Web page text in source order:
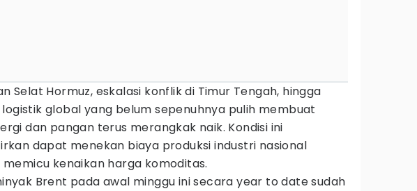
Selat Hormuz, eskalasi konflik di Timur Tengah, hingga
global yang belum sepenuhnya pulih membuat
dan pangan terus merangkak naik. Kondisi ini
dapat menekan biaya produksi industri nasional
memicu kenaikan harga komoditas.
Brent pada awal minggu ini secara year to date sudah